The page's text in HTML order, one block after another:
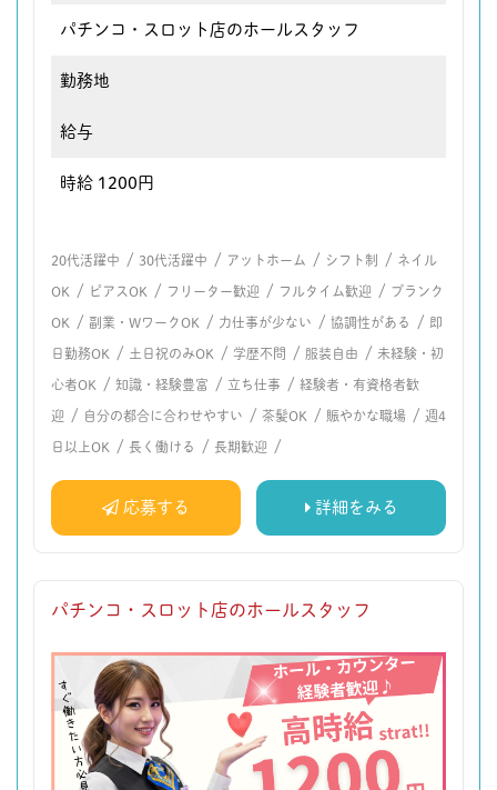
パチンコ・スロット店のホールスタッフ
勤務地
給与
時給 1200円
20代活躍中 / 30代活躍中 / アットホーム / シフト制 / ネイル
OK / ピアスOK / フリーター歓迎 / フルタイム歓迎 / ブランク
OK / 副業・WワークOK / 力仕事が少ない / 協調性がある / 即
日勤務OK / 土日祝のみOK / 学歴不問 / 服装自由 / 未経験・初
心者OK / 知識・経験豊富 / 立ち仕事 / 経験者・有資格者歓
迎 / 自分の都合に合わせやすい / 茶髪OK / 賑やかな職場 / 週4
日以上OK / 長く働ける / 長期歓迎 /
応募する 詳細をみる
パチンコ・スロット店のホールスタッフ